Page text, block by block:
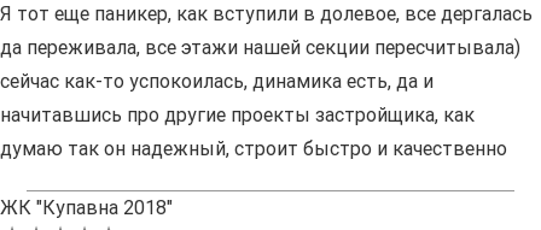
Я тот еще паникер, как вступили в долевое, все дергалась
да переживала, все этажи нашей секции пересчитывала)
сейчас как-то успокоилась, динамика есть, да и
начитавшись про другие проекты застройщика, как
думаю так он надежный, строит быстро и качественно
ЖК "Купавна 2018"